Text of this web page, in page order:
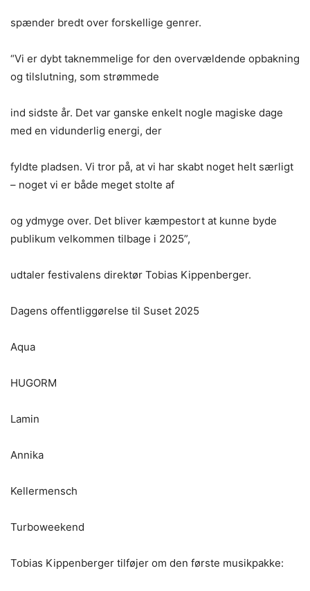
spænder bredt over forskellige genrer.
“Vi er dybt taknemmelige for den overvældende opbakning
og tilslutning, som strømmede
ind sidste år. Det var ganske enkelt nogle magiske dage
med en vidunderlig energi, der
fyldte pladsen. Vi tror på, at vi har skabt noget helt særligt
– noget vi er både meget stolte af
og ydmyge over. Det bliver kæmpestort at kunne byde
publikum velkommen tilbage i 2025”,
udtaler festivalens direktør Tobias Kippenberger.
Dagens offentliggørelse til Suset 2025
Aqua
HUGORM
Lamin
Annika
Kellermensch
Turboweekend
Tobias Kippenberger tilføjer om den første musikpakke: